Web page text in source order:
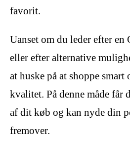
favorit.
Uanset om du leder efter
eller efter alternative
at huske på at shoppe
kvalitet. På denne måde får
af dit køb og kan nyde din
fremover.